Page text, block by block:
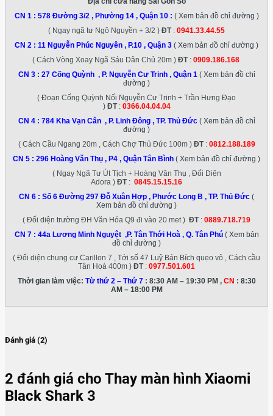
CN 1 : 578 Đường 3/2 , Phường 14 , Quận 10: ( Xem bản đồ chỉ đường )
( Ngay ngã tư Ngô Nguyền + 3/2 ) ĐT: 0941.33.44.55
CN 2 : 11 Nguyễn Phúc Nguyên , P.10 , Quận 3 ( Xem bản đồ chỉ đường )
( Cách Vòng Xoay Ngã Sáu Dân Chủ 20m ) ĐT: 0909.186.168
CN 3 : 27 Cống Quỳnh , P. Nguyễn Cư Trinh , Quận 1 ( Xem bản đồ chỉ
đường )
( Đoạn Cống Quỳnh Nối Nguyễn Cư Trinh + Trần Hưng Đạo
) ĐT: 0366.04.04.04
CN 4 : 784 Kha Vạn Cân , P. Linh Đông , TP. Thủ Đức( Xem bản đồ chỉ
đường )
( Cách Cầu Ngang 20m , Cách Chợ Thủ Đức 100m ) ĐT: 0812.188.189
CN 5 : 296 Hoàng Văn Thụ , P4 , Quận Tân Bình ( Xem bản đồ chỉ đường )
( Ngay Ngã Tư Út Tịch + Hoàng Văn Thụ , Đối Diện
Adora ) ĐT: 0845.15.15.16
CN 6 : Số 6 Đường 297 Đỗ Xuân Hợp , Phước Long B , TP. Thủ Đức (
Xem bản đồ chỉ đường )
( Đối diện trường ĐH Văn Hóa Q9 đi vào 20 met ) ĐT: 0889.718.719
CN 7 : 44a Lương Minh Nguyệt ,P. Tân Thới Hoà , Q. Tân Phú ( Xem bản
đồ chỉ đường )
( Đối diện chung cư Carillon 7 , Tới số 47 Luỹ Bán Bích quẹo vô , Cách cầu
Tân Hoá 400m ) ĐT: 0977.501.601
Thời gian làm việc: Từ thứ 2 – Thứ 7: 8:30 AM – 19:30 PM , CN : 8:30
AM – 18:00 PM
Đánh giá (2)
2 đánh giá cho Thay màn hình Xiaomi
Black Shark 3